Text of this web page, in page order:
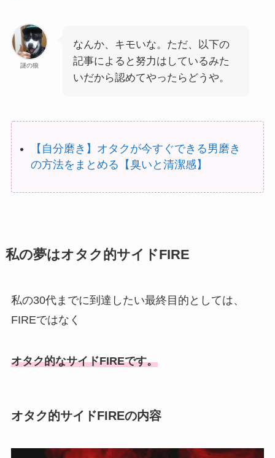
謎の狼
なんか、キモいな。ただ、以下の
記事によると努力はしているみた
いだから認めてやったらどうや。
【自分磨き】オタクが今すぐできる男磨き
の方法をまとめる【臭いと清潔感】
私の夢はオタク的サイドFIRE
私の30代までに到達したい最終目的としては、
FIREではなく
オタク的なサイドFIREです。
オタク的サイドFIREの内容